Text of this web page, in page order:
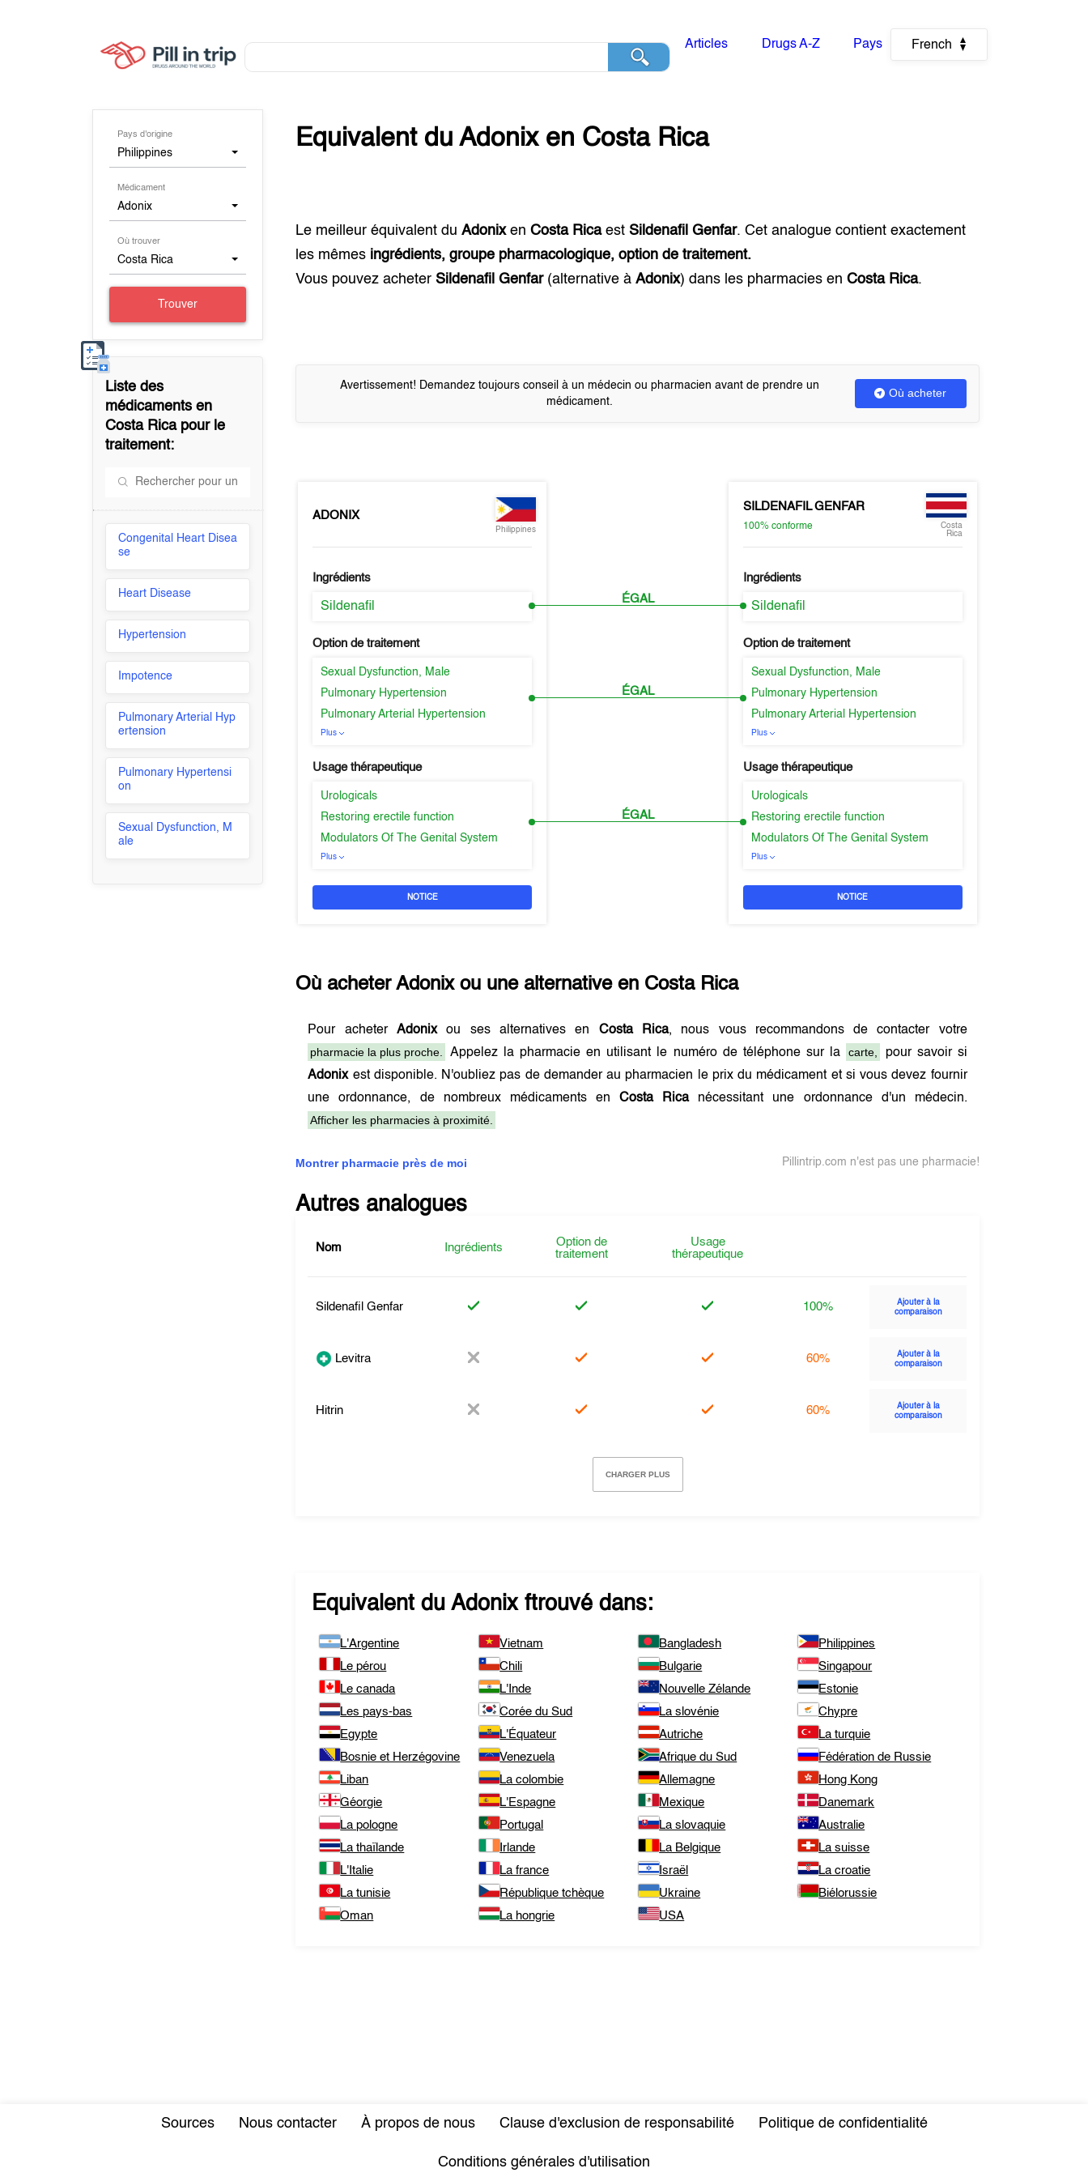
Articles Drugs A-Z Pays French
Pays d'origine
Philippines
Médicament
Adonix
Où trouver
Costa Rica
Trouver
Liste des
médicaments en
Costa Ricapour le
traitement:
Congenital Heart Disea
se
Heart Disease
Hypertension
Impotence
Pulmonary Arterial Hyp
ertension
Pulmonary Hypertensi
on
Sexual Dysfunction, M
ale
Equivalent duAdonixen Costa Rica
Le meilleur équivalent duAdonixenCosta Ricaest Sildenafil Genfar. Cet analogue contient exactement
les mêmes ingrédients, groupe pharmacologique, option de traitement.
Vous pouvez acheter Sildenafil Genfar(alternative àAdonix) dans les pharmacies enCosta Rica.
Avertissement! Demandez toujours conseil à un médecin ou pharmacien avant de prendre un
médicament.
Où acheter
ADONIX
Philippines
Ingrédients
Sildenafil
Option de traitement
Sexual Dysfunction, Male
Pulmonary Hypertension
Pulmonary Arterial Hypertension
Plus
Usage thérapeutique
Urologicals
Restoring erectile function
Modulators Of The Genital System
Plus
NOTICE
ÉGAL
ÉGAL
ÉGAL
SILDENAFIL GENFAR
100% conforme
Costa
Rica
Ingrédients
Sildenafil
Option de traitement
Sexual Dysfunction, Male
Pulmonary Hypertension
Pulmonary Arterial Hypertension
Plus
Usage thérapeutique
Urologicals
Restoring erectile function
Modulators Of The Genital System
Plus
NOTICE
Où acheterAdonixou une alternative en Costa Rica
Pour acheter Adonixou ses alternatives en Costa Rica, nous vous recommandons de contacter votre
pharmacie la plus proche.
Appelez la pharmacie en utilisant le numéro de téléphone sur la carte,
pour savoir si
Adonixest disponible. N'oubliez pas de demander au pharmacien le prix du médicament et si vous devez fournir
une ordonnance, de nombreux médicaments enCosta Ricanécessitant une ordonnance d'un médecin.
Afficher les pharmacies à proximité.
Montrer pharmacie près de moi Pillintrip.com n'est pas une pharmacie!
Autres analogues
Nom Ingrédients
Option de
traitement
Usage
thérapeutique
Sildenafil Genfar 100%
Ajouter à la
comparaison
Levitra 60%
Ajouter à la
comparaison
Hitrin 60%
Ajouter à la
comparaison
CHARGER PLUS
Equivalent duAdonixftrouvé dans:
L'Argentine Vietnam Bangladesh
Philippines
Le pérou
Chili Bulgarie
Singapour
Le canada
L'Inde Nouvelle Zélande
Estonie
Les pays-bas
Corée du Sud La slovénie
Chypre
Egypte
L'Équateur Autriche
La turquie
Bosnie et Herzégovine
Venezuela Afrique du Sud
Fédération de Russie
Liban
La colombie Allemagne
Hong Kong
Géorgie
L'Espagne Mexique
Danemark
La pologne
Portugal La slovaquie
Australie
La thaïlande
Irlande La Belgique
La suisse
L'Italie
La france Israël
La croatie
La tunisie
République tchèque Ukraine
Biélorussie
Oman
La hongrie USA
Sources Nous contacter À propos de nous Clause d'exclusion de responsabilité Politique de confidentialité
Conditions générales d'utilisation